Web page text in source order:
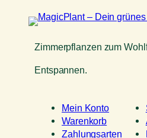
Zimmerpflanzen zum
Entspannen.
Mein Konto
Warenkorb
Zahlungsarten